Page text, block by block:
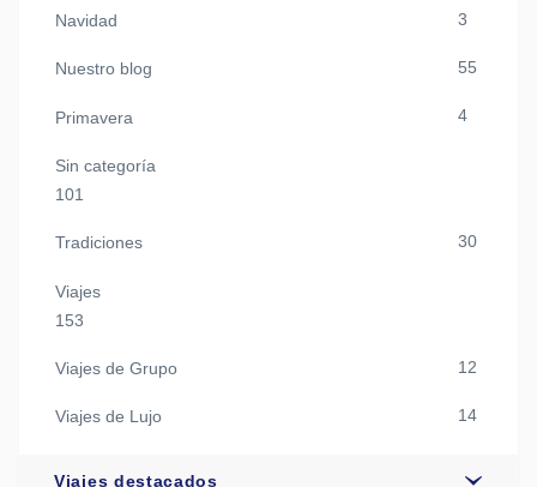
Navidad 3
Nuestro blog 55
Primavera 4
Sin categoría
101
Tradiciones 30
Viajes
153
Viajes de Grupo 12
Viajes de Lujo 14
Viajes destacados